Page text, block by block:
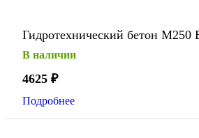
Гидротехнический бетон М250
В наличии
4625 ₽
Подробнее